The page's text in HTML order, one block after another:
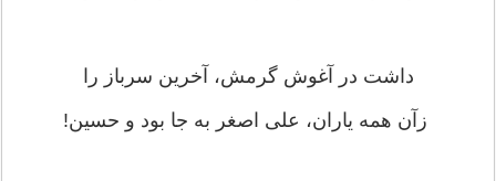
داشت در آغوش گرمش، آخرين سرباز را
زآن همه ياران، على اصغر به جا بود و حسين!